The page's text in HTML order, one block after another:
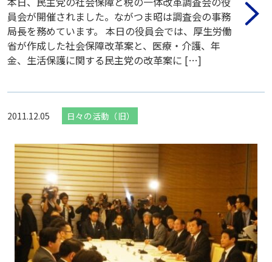
員会が開催されました。ながつま昭は調査会の事務
局長を務めています。 本日の役員会では、厚生労働
省が作成した社会保障改革案と、医療・介護、年
金、生活保護に関する民主党の改革案に […]
2011.12.05 日々の活動（旧）